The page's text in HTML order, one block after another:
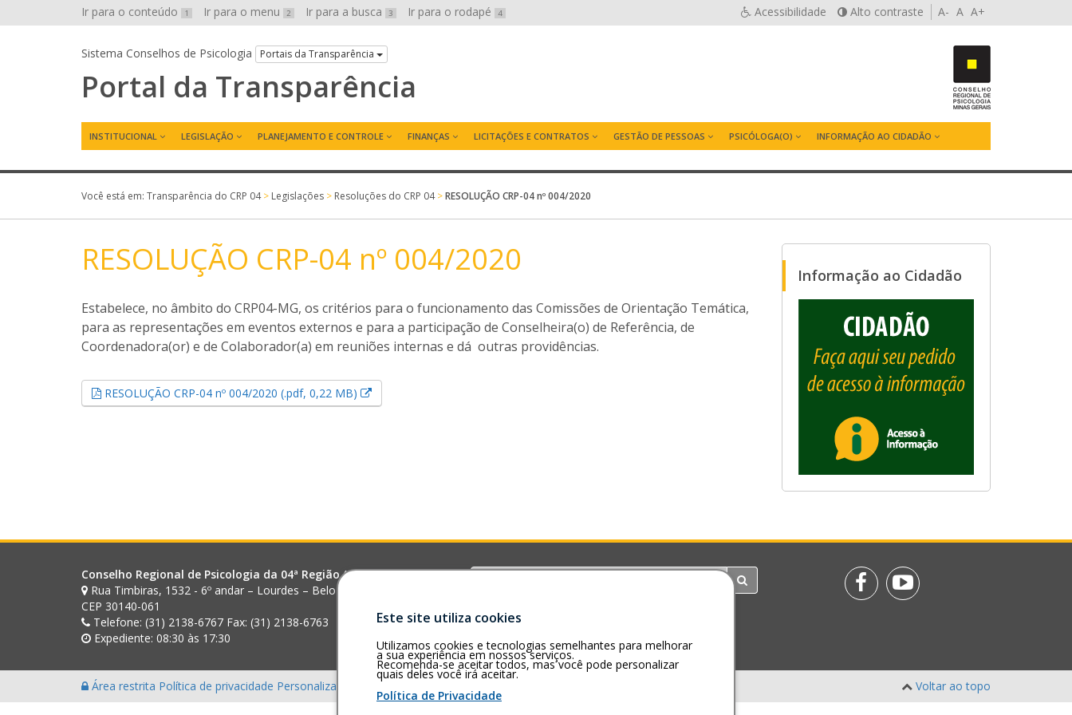
Ir para o conteúdo 1 Ir para o menu 2 Ir para a busca 3 Ir para o rodapé 4 Acessibilidade Alto contraste A- A A+
Sistema Conselhos de Psicologia Portais da Transparência
Portal da Transparência
INSTITUCIONAL LEGISLAÇÃO PLANEJAMENTO E CONTROLE FINANÇAS LICITAÇÕES E CONTRATOS GESTÃO DE PESSOAS PSICÓLOGA(O) INFORMAÇÃO AO CIDADÃO
Você está em: Transparência do CRP 04> Legislações > Resoluções do CRP 04>RESOLUÇÃO CRP-04 nº 004/2020
RESOLUÇÃO CRP-04 nº 004/2020
Estabelece, no âmbito do CRP04-MG, os critérios para o funcionamento das Comissões de Orientação Temática,
para as representações em eventos externos e para a participação de Conselheira(o) de Referência, de
Coordenadora(or) e de Colaborador(a) em reuniões internas e dá outras providências.
RESOLUÇÃO CRP-04 nº 004/2020 (.pdf, 0,22 MB) Esse link abrirá em uma nova janela.
Informação ao Cidadão
Conselho Regional de Psicologia da 04ª Região (MG)
Rua Timbiras, 1532 - 6º andar – Lourdes – Belo Horizonte – MG –
CEP 30140-061
Telefone: (31) 2138-6767 Fax: (31) 2138-6763
Expediente: 08:30 às 17:30
Buscar
Área restrita Política de privacidade Personalização de cookies Voltar ao topo
Este site utiliza cookies
Utilizamos cookies e tecnologias semelhantes para melhorar
a sua experiência em nossos serviços.
Recomenda-se aceitar todos, mas você pode personalizar
quais deles você irá aceitar.
Política de Privacidade